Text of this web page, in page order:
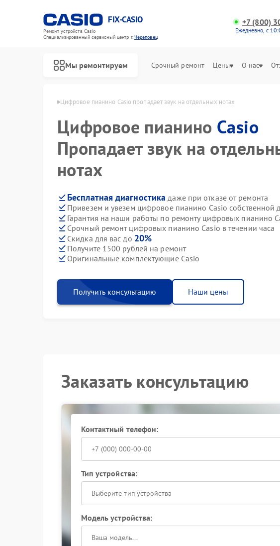
FIX-CASIO
Ремонт устройств Casio
Специализированный cервисный центр г.Череповец
+7 (800)
Ежедневно, с
Мы ремонтируем Срочный ремонт Цены О нас
Цифровое пианино Casio пропадает звук на отдельных нотах
Цифровое пианино Casio
Пропадает звук на
нотах
Бесплатная диагностика даже при отказе от ремонта
Привезем и увезем цифровое пианино Casio собственной
Гарантия на наши работы по ремонту цифровых пианино
Срочный ремонт цифровых пианино Casio в течении часа
Скидка для вас до 20%
Получите 1500 рублей на ремонт
Оригинальные комплектующие Casio
Получить консультацию Наши цены
Заказать консультацию
Контактный телефон:
Тип устройства:
Выберите тип устройства
Модель устройства: